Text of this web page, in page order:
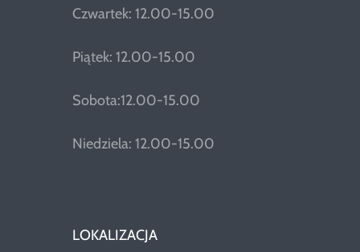
Czwartek: 12.00-15.00
Piątek: 12.00-15.00
Sobota:12.00-15.00
Niedziela: 12.00-15.00
LOKALIZACJA